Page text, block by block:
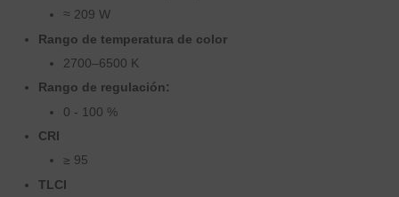
≈ 209 W
Rango de temperatura de color
2700–6500 K
Rango de regulación:
0 - 100 %
CRI
≥ 95
TLCI